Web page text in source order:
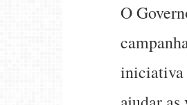
O
iniciativa